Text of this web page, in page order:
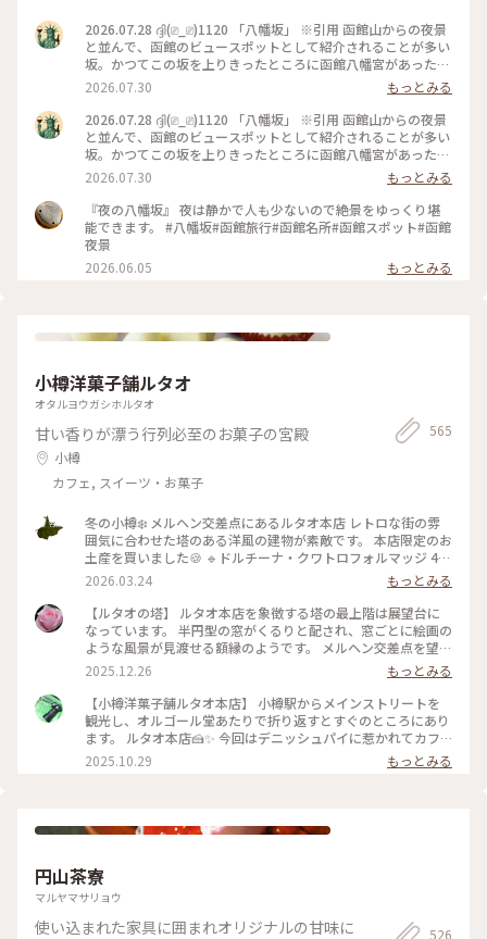
2026.07.28 ദ്ദി(⎚_⎚)1120 「八幡坂」 ※引用 函館山からの夜景
と並んで、函館のビュースポットとして紹介されることが多い
坂。かつてこの坂を上りきったところに函館八幡宮があったと
され、名前の由来となっている。 日中来たのは初めてでした
😄 あまり、うまく撮れてないですが😅 で、そこから近隣を
散歩しましたが、やはり日中に歩くと色々発見しますね👀✨️ 画
像はありませんが、最近北海道の情報番組では取り上げてる話
題の「街角クレープ」を見つけました🤤 ※気になる方はググ
ってみてください（笑） 最後にそのまま金森倉庫まで歩いて、
買物してました✨️ #北海道#函館市#八幡坂#船魂神社#カトリッ
ク教会#金森倉庫#散歩#観光#函館旅行
2026.07.30
もっとみる
2026.07.28 ദ്ദി(⎚_⎚)1120 「八幡坂」 ※引用 函館山からの夜景
と並んで、函館のビュースポットとして紹介されることが多い
坂。かつてこの坂を上りきったところに函館八幡宮があったと
され、名前の由来となっている。 日中来たのは初めてでした
😄 あまり、うまく撮れてないですが😅 で、そこから近隣を
散歩しましたが、やはり日中に歩くと色々発見しますね👀✨️ 画
像はありませんが、最近話題の「街角クレープ」を見つけまし
た🤤 #北海道#函館市#八幡坂#カトリック教会#船魂神社#散歩
2026.07.30
もっとみる
『夜の八幡坂』 夜は静かで人も少ないので絶景をゆっくり堪
能できます。 #八幡坂#函館旅行#函館名所#函館スポット#函館
夜景
2026.06.05
もっとみる
小樽洋菓子舗ルタオ
オタルヨウガシホルタオ
甘い香りが漂う行列必至のお菓子の宮殿
小樽
カフェ, スイーツ・お菓子
565
冬の小樽❄️ メルヘン交差点にあるルタオ本店 レトロな街の雰
囲気に合わせた塔のある洋風の建物が素敵です。 本店限定のお
土産を買いました🍪 🔹ドルチーナ・クワトロフォルマッジ 4種
のチーズとはちみつを練り込んだ生地に つぶつぶチーズを閉
じ込めたザクザク食感のクッキー 🔹ルボンフィナンシェ コク
のあるバターの風味にバニラの香り、焼き立てならではのサク
ッとした食感がとっても美味しい 2024年秋にオープンした運
河プラザ店（4枚目） ルタオ初のバーやカフェも併設されてい
2025.1.27撮影 #ことりっぷ北海道 #小樽 #レトロな街 #冬の北
海道 #雪の散策路 #限定スイーツ #おみやげ図鑑 #ルタオ #おや
つ時間
2026.03.24
もっとみる
【ルタオの塔】 ルタオ本店を象徴する塔の最上階は展望台に
なっています。 半円型の窓がくるりと配され、窓ごとに絵画の
ような風景が見渡せる額縁のようです。 メルヘン交差点を望む
窓からはノスタルジックな光景、小樽の山なみ、そして海。一
周でいろんな小樽の風景を楽しむ贅沢。 私のお気に入りは、
海が見える窓。 小樽の青い海と青い空が思い出になりまし
た。 展望台への螺旋階段も素敵。壁を飾るのは、ルタオの歴
史を物語るフォトやイラストでした。 誰でも自由に立ち寄れ
る、というのもうれしいですね♪ 1Fには見たこと聞いたこと
食べたことのあるルタオスイーツが並ぶショップ。 2Fには、
2025.12.26
もっとみる
【小樽洋菓子舗ルタオ本店】 小樽駅からメインストリートを
観光し、オルゴール堂あたりで折り返すとすぐのところにあり
ます。 ルタオ本店🍰✨ 今回はデニッシュパイに惹かれてカフ
ェ利用☕️ 冷めてもパリパリなデニッシュパイ、アップルパイは
思ったよりあっさりとしていて重くなく軽々食べられます🍎🍏
ドリンクもコーヒーだけでなく美瑛の牛乳やショコラミルク、
した。 １つからテイクアウトも可能なので食べ歩きに良さそ
う。 #北海道グルメ #小樽グルメ #小樽カフェ #小樽といった
張メロンソーダ #人気店 #パイ
2025.10.29 もっとみる
円山茶寮
マルヤマサリョウ
使い込まれた家具に囲まれオリジナルの甘味に
526